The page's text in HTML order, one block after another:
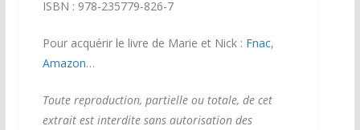
ISBN : 978-235779-826-7
Pour acquérir le livre de Marie et Nick : Fnac,
Amazon…
Toute reproduction, partielle ou totale, de cet
extrait est interdite sans autorisation des